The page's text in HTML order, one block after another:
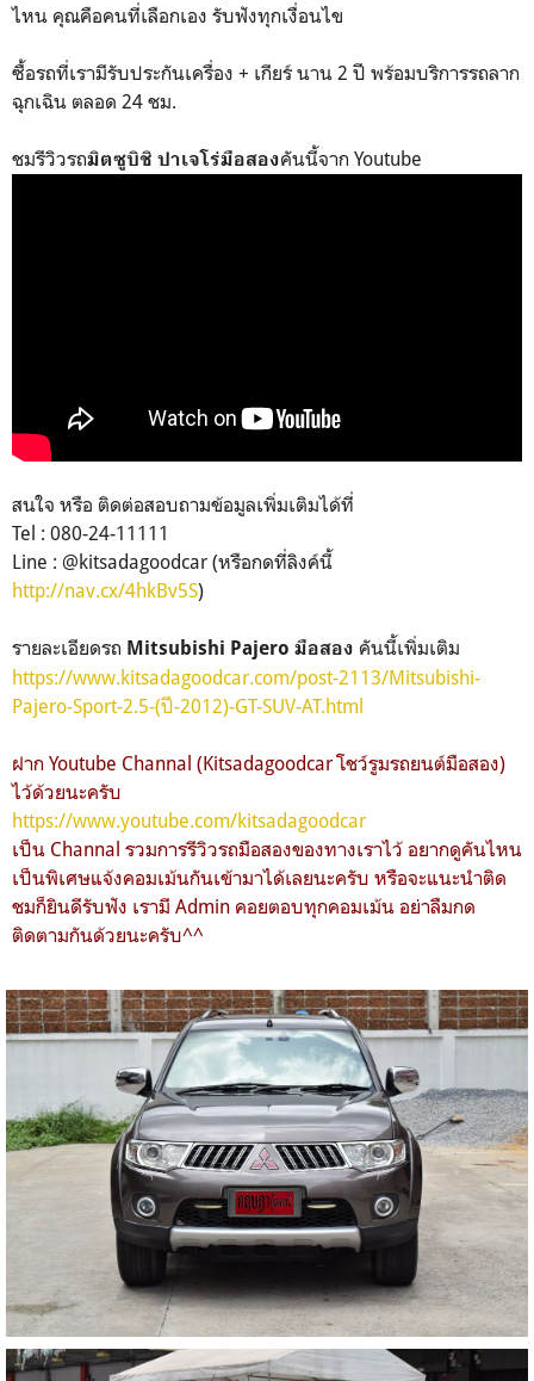
ไหน คุณคือคนที่เลือกเอง รับฟังทุกเงื่อนไข
ซื้อรถที่เรามีรับประกันเครื่อง + เกียร์ นาน 2 ปี พร้อมบริการรถลาก
ฉุกเฉิน ตลอด 24 ชม.
ชมรีวิวรถมิตซูบิชิ ปาเจโร่มือสองคันนี้จาก Youtube
สนใจ หรือ ติดต่อสอบถามข้อมูลเพิ่มเติมได้ที่
Tel : 080-24-11111
Line : @kitsadagoodcar (หรือกดที่ลิงค์นี้
http://nav.cx/4hkBv5S)
รายละเอียดรถ Mitsubishi Pajero มือสอง คันนี้เพิ่มเติม
https://www.kitsadagoodcar.com/post-2113/Mitsubishi-
Pajero-Sport-2.5-(ปี-2012)-GT-SUV-AT.html
ฝาก Youtube Channal (Kitsadagoodcar โชว์รูมรถยนต์มือสอง)
ไว้ด้วยนะครับ
https://www.youtube.com/kitsadagoodcar
เป็น Channal รวมการรีวิวรถมือสองของทางเราไว้ อยากดูคันไหน
เป็นพิเศษแจ้งคอมเม้นกันเข้ามาได้เลยนะครับ หรือจะแนะนำติด
ชมก็ยินดีรับฟัง เรามี Admin คอยตอบทุกคอมเม้น อย่าลืมกด
ติดตามกันด้วยนะครับ^^